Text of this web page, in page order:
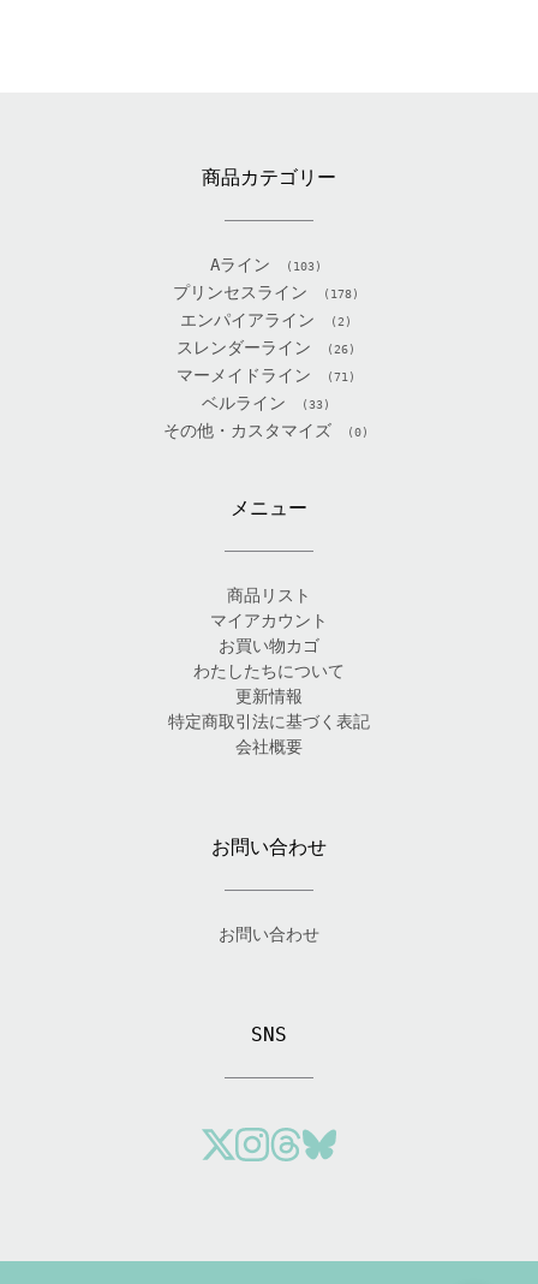
商品カテゴリー
Aライン (103)
プリンセスライン (178)
エンパイアライン (2)
スレンダーライン (26)
マーメイドライン (71)
ベルライン (33)
その他・カスタマイズ (0)
メニュー
商品リスト
マイアカウント
お買い物カゴ
わたしたちについて
更新情報
特定商取引法に基づく表記
会社概要
お問い合わせ
お問い合わせ
SNS